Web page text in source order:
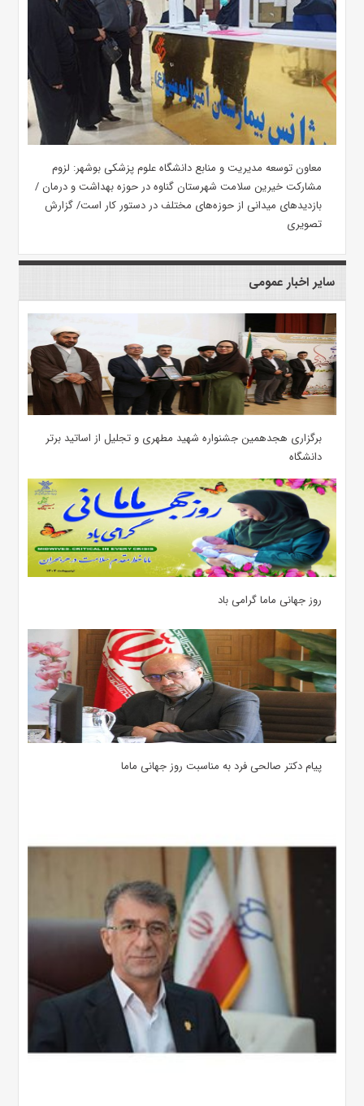
معاون توسعه مدیریت و منابع دانشگاه علوم پزشکی بوشهر: لزوم
مشارکت خیرین سلامت شهرستان گناوه در حوزه بهداشت و درمان /
بازدیدهای میدانی از حوزه‌های مختلف در دستور کار است/ گزارش
تصویری
سایر اخبار عمومی
برگزاری هجدهمین جشنواره شهید مطهری و تجلیل از اساتید برتر
دانشگاه
روز جهانی ماما گرامی باد
پیام دکتر صالحی فرد به مناسبت روز جهانی ماما